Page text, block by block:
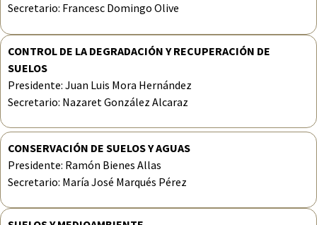
Secretario: Francesc Domingo Olive
CONTROL DE LA DEGRADACIÓN Y RECUPERACIÓN DE
SUELOS
Presidente: Juan Luis Mora Hernández
Secretario: Nazaret González Alcaraz
CONSERVACIÓN DE SUELOS Y AGUAS
Presidente: Ramón Bienes Allas
Secretario: María José Marqués Pérez